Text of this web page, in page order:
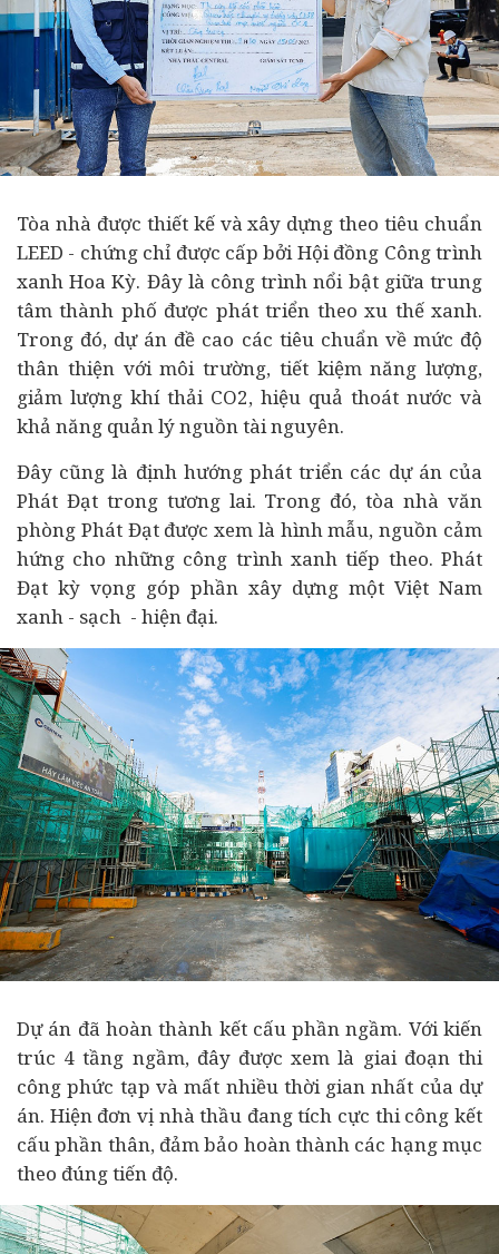
Tòa nhà được thiết kế và xây dựng theo tiêu chuẩn
LEED - chứng chỉ được cấp bởi Hội đồng Công trình
xanh Hoa Kỳ. Đây là công trình nổi bật giữa trung
tâm thành phố được phát triển theo xu thế xanh.
Trong đó, dự án đề cao các tiêu chuẩn về mức độ
thân thiện với môi trường, tiết kiệm năng lượng,
giảm lượng khí thải CO2, hiệu quả thoát nước và
khả năng quản lý nguồn tài nguyên.
Đây cũng là định hướng phát triển các dự án của
Phát Đạt trong tương lai. Trong đó, tòa nhà văn
phòng Phát Đạt được xem là hình mẫu, nguồn cảm
hứng cho những công trình xanh tiếp theo. Phát
Đạt kỳ vọng góp phần xây dựng một Việt Nam
xanh - sạch - hiện đại.
Dự án đã hoàn thành kết cấu phần ngầm. Với kiến
trúc 4 tầng ngầm, đây được xem là giai đoạn thi
công phức tạp và mất nhiều thời gian nhất của dự
án. Hiện đơn vịnhà thầu đang tích cực thi công kết
cấu phần thân, đảm bảo hoàn thành các hạng mục
theo đúng tiến độ.